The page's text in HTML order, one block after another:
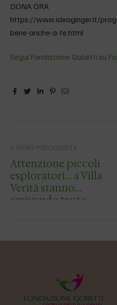
DONA ORA
https://www.ideaginger.it/
bene-anche-a-te.html
Segui Fondazione Gobetti su
FacebookTwitterLinkedinPinterest
Email
Attenzione piccoli
esploratori… a Villa
Verità stanno
arrivando tante